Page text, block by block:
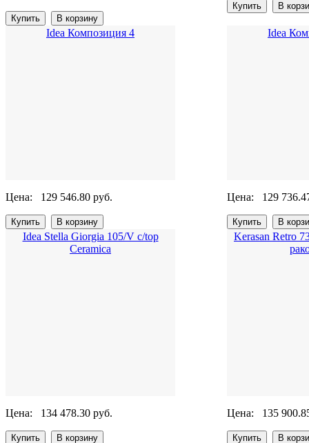
Idea Композиция 4
Цена: 129 546.80 руб.
Idea
Цена: 129
Idea Stella Giorgia 105/V c/top
Сeramica
Цена: 134 478.30 руб.
Kerasan Retro
Цена: 135